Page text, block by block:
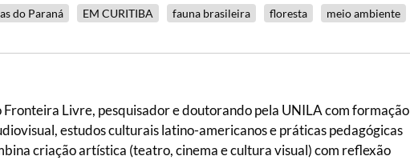
do Paraná EM CURITIBA fauna brasileira floresta
meio ambiente
Livre, pesquisador e doutorando pela UNILA com formação
estudos culturais latino-americanos e práticas pedagógicas
criação artística (teatro, cinema e cultura visual) com reflexão